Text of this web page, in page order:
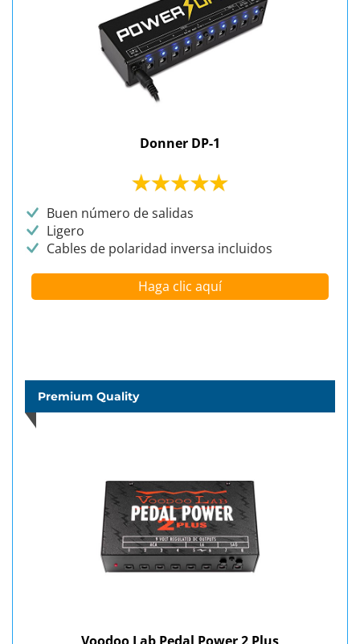
Donner DP-1
Buen número de salidas
Ligero
Cables de polaridad inversa incluidos
Haga clic aquí
Premium Quality